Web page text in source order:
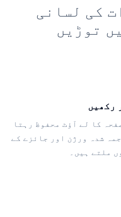
کی لسانی
توڑیں
رکھیں
کا لے آؤٹ محفوظ رہتا
شدہ ورژن اور جائزے کے
ملتے ہیں۔